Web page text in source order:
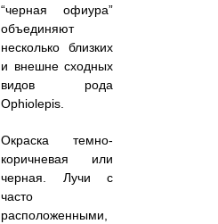
“черная офиура”
объединяют
несколько близких
и внешне сходных
видов рода
Ophiolepis.
Окраска темно-
коричневая или
черная. Лучи с
часто
расположенными,